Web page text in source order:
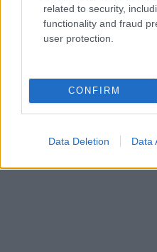
related to security,
functionality and fraud
user protection.
CONFIRM
Data Deletion Data
Augusztus 13. 22:00, 14.